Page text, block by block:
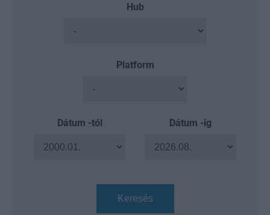
Hub
Platform
Dátum -tól Dátum -ig
Keresés